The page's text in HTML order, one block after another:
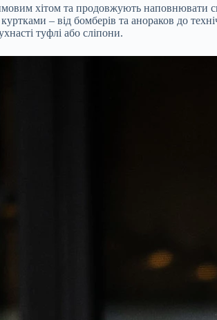
хітом та продовжують
– від бомберів та анораков до
туфлі або сліпони.